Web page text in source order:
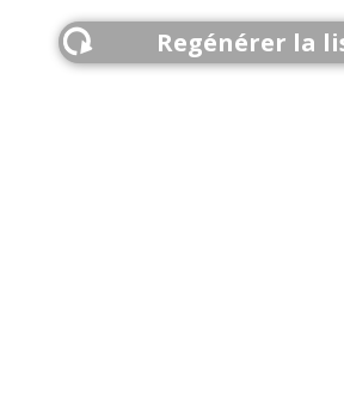
Regénérer la